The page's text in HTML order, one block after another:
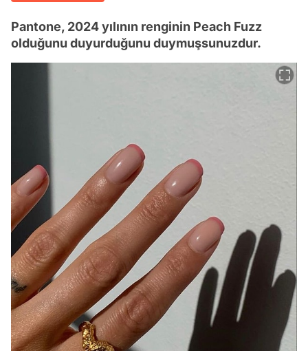
Pantone, 2024 yılının renginin Peach Fuzz
olduğunu duyurduğunu duymuşsunuzdur.